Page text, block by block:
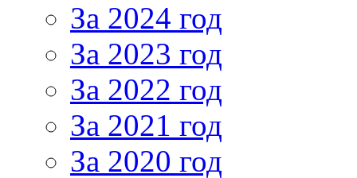
За 2024 год
За 2023 год
За 2022 год
За 2021 год
За 2020 год